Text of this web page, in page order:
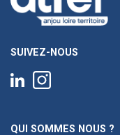
SUIVEZ-NOUS
QUI SOMMES NOUS ?